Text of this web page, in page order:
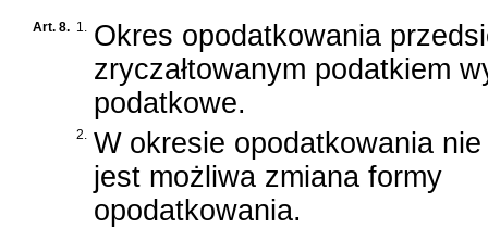
Art. 8. 1. Okres opodatkowania
zryczałtowanym podatkiem
podatkowe.
2. W okresie opodatkowania nie
jest możliwa zmiana formy
opodatkowania.